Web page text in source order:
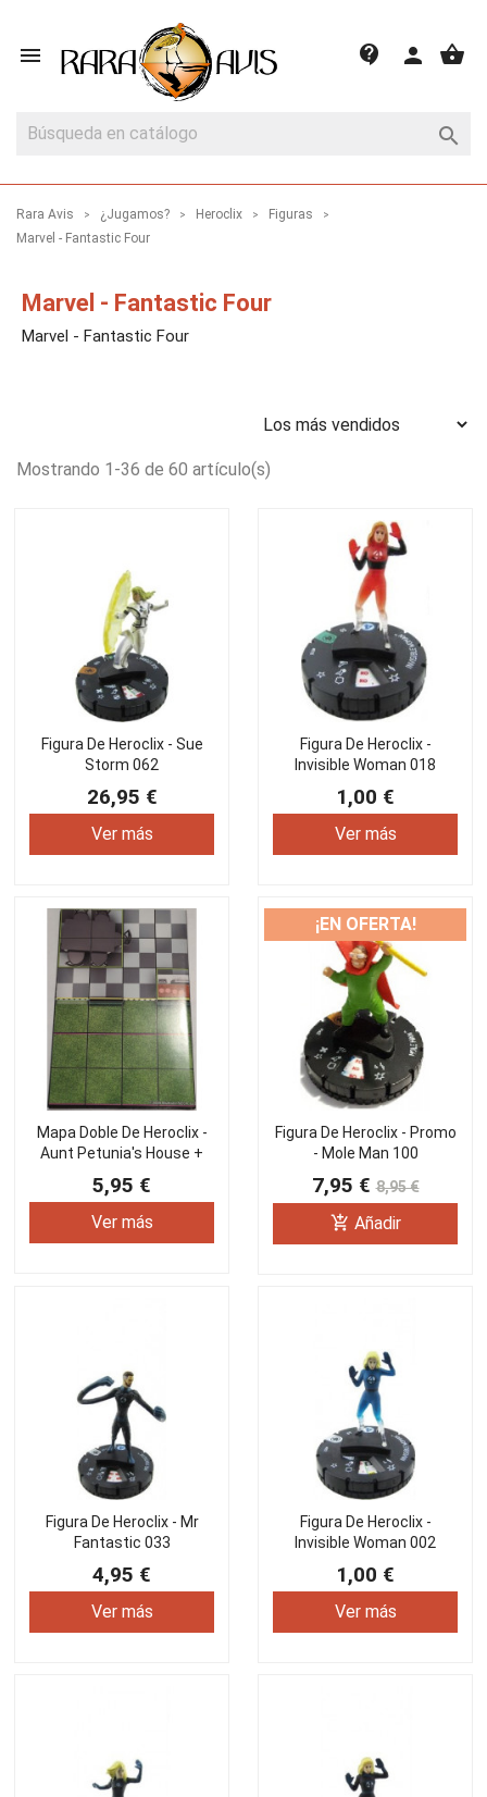
 shopping_basket
person
contact_support

Rara Avis ¿Jugamos? Heroclix
Figuras
Marvel - Fantastic Four
Marvel - Fantastic Four
Marvel - Fantastic Four
Mostrando 1-36 de 60 artículo(s)
Figura De Heroclix - Sue
Storm 062
26,95 €
Ver más
Figura De Heroclix -
Invisible Woman 018
1,00 €
Ver más
Mapa Doble De Heroclix -
Aunt Petunia's House +
5,95 €
Ver más
Figura De Heroclix - Promo
- Mole Man 100
7,95 € 8,95 €
add_shopping_cart Añadir
¡EN OFERTA!
Figura De Heroclix - Mr
Fantastic 033
4,95 €
Ver más
Figura De Heroclix -
Invisible Woman 002
1,00 €
Ver más